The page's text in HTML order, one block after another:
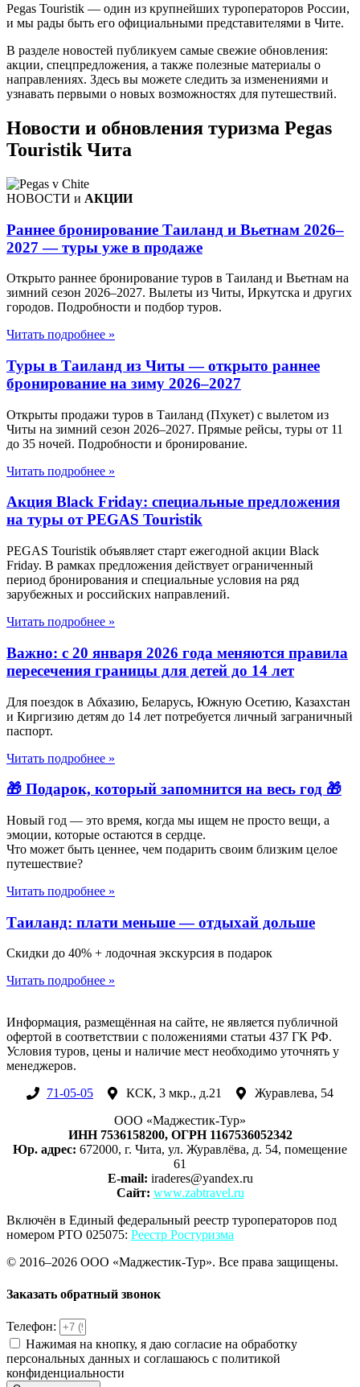
Pegas Touristik — один из крупнейших туроператоров России,
и мы рады быть его официальными представителями в Чите.
В разделе новостей публикуем самые свежие обновления:
акции, спецпредложения, а также полезные материалы о
направлениях. Здесь вы можете следить за изменениями и
узнавать первыми о новых возможностях для путешествий.
Новости и обновления туризма Pegas
Touristik Чита
НОВОСТИ и АКЦИИ
Раннее бронирование Таиланд и Вьетнам 2026–
2027 — туры уже в продаже
Открыто раннее бронирование туров в Таиланд и Вьетнам на
зимний сезон 2026–2027. Вылеты из Читы, Иркутска и других
городов. Подробности и подбор туров.
Читать подробнее »
Туры в Таиланд из Читы — открыто раннее
бронирование на зиму 2026–2027
Открыты продажи туров в Таиланд (Пхукет) с вылетом из
Читы на зимний сезон 2026–2027. Прямые рейсы, туры от 11
до 35 ночей. Подробности и бронирование.
Читать подробнее »
Акция Black Friday: специальные предложения
на туры от PEGAS Touristik
PEGAS Touristik объявляет старт ежегодной акции Black
Friday. В рамках предложения действует ограниченный
период бронирования и специальные условия на ряд
зарубежных и российских направлений.
Читать подробнее »
Важно: с 20 января 2026 года меняются правила
пересечения границы для детей до 14 лет​
Для поездок в Абхазию, Беларусь, Южную Осетию, Казахстан
и Киргизию детям до 14 лет потребуется личный заграничный
паспорт.
Читать подробнее »
🎁 Подарок, который запомнится на весь год 🎁
Новый год — это время, когда мы ищем не просто вещи, а
эмоции, которые остаются в сердце.
Что может быть ценнее, чем подарить своим близким целое
путешествие?
Читать подробнее »
Таиланд: плати меньше — отдыхай дольше
Скидки до 40% + лодочная экскурсия в подарок
Читать подробнее »
Информация, размещённая на сайте, не является публичной
офертой в соответствии с положениями статьи 437 ГК РФ.
Условия туров, цены и наличие мест необходимо уточнять у
менеджеров.
71-05-05
КСК, 3 мкр., д.21
Журавлева, 54
ООО «Маджестик-Тур»
ИНН 7536158200, ОГРН 1167536052342
Юр. адрес: 672000, г. Чита, ул. Журавлёва, д. 54, помещение
61
E-mail: iraderes@yandex.ru
Сайт: www.zabtravel.ru
Включён в Единый федеральный реестр туроператоров под
номером РТО 025075: Реестр Ростуризма
© 2016–2026 ООО «Маджестик-Тур». Все права защищены.
Заказать обратный звонок
Телефон:
Нажимая на кнопку, я даю согласие на обработку
персональных данных и соглашаюсь с политикой
конфиденциальности